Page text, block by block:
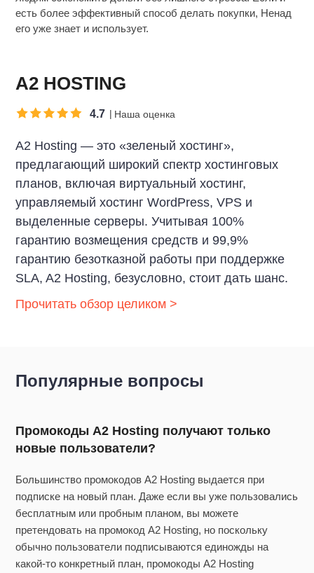
есть более эффективный способ делать покупки, Ненад
его уже знает и использует.
A2 HOSTING
4.7 Наша оценка
A2 Hosting — это «зеленый хостинг»,
предлагающий широкий спектр хостинговых
планов, включая виртуальный хостинг,
управляемый хостинг WordPress, VPS и
выделенные серверы. Учитывая 100%
гарантию возмещения средств и 99,9%
гарантию безотказной работы при поддержке
SLA, A2 Hosting, безусловно, стоит дать шанс.
Прочитать обзор целиком >
Популярные вопросы
Промокоды A2 Hosting получают только
новые пользователи?
Большинство промокодов A2 Hosting выдается при
подписке на новый план. Даже если вы уже пользовались
бесплатным или пробным планом, вы можете
претендовать на промокод A2 Hosting, но поскольку
обычно пользователи подписываются единожды на
какой-то конкретный план, промокоды A2 Hosting